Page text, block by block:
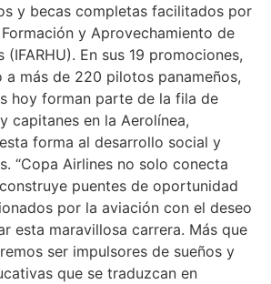
y becas completas facilitados por
y Aprovechamiento de
(IFARHU). En sus 19 promociones,
a más de 220 pilotos panameños,
hoy forman parte de la fila de
capitanes en la Aerolínea,
forma al desarrollo social y
“Copa Airlines no solo conecta
puentes de oportunidad
por la aviación con el deseo
esta maravillosa carrera. Más que
ser impulsores de sueños y
que se traduzcan en